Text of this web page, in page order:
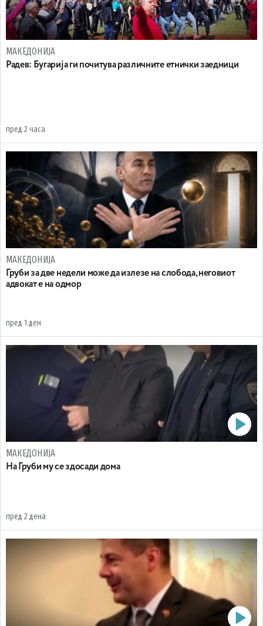
МАКЕДОНИЈА
Радев: Бугарија ги почитува различните етнички заедници
пред 2 часа
МАКЕДОНИЈА
Груби за две недели може да излезе на слобода, неговиот
адвокат е на одмор
пред 1 ден
МАКЕДОНИЈА
На Груби му се здосади дома
пред 2 дена